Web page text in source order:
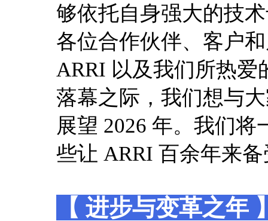
够依托自身强大的技
各位合作伙伴、客户
ARRI 以及我们所热爱
落幕之际，我们想与
展望 2026 年。我们
些让 ARRI 百余年来
【 进步与变革之年